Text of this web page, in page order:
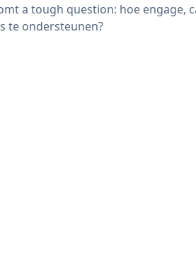
a tough question: hoe engage,
te ondersteunen?